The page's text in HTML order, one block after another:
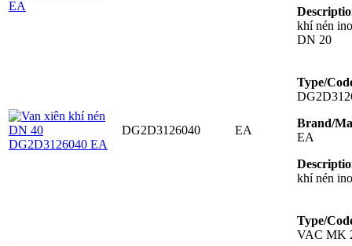
khí nén
DN 20
DG2D3126040 EA
Type/
Brand/
EA
khí nén
Type/
VAC MK